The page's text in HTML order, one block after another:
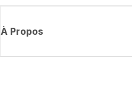
À Propos